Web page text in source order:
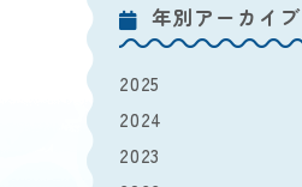
年別アーカイブ
2025
2024
2023